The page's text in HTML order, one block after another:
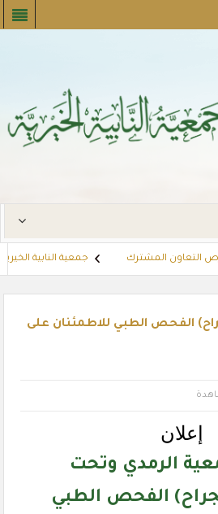
التعاون المشترك جمعية النابية
الفحص الطبي للاطمئنان على
إعلان
الرمدي وتحت
الفحص الطبي